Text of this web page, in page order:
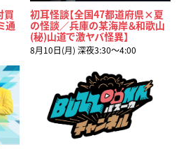
買
通
初耳怪談【全国47都道府県×夏
の怪談／兵庫の某海岸＆和歌山
(秘)山道で激ヤバ怪異】
8月10日(月) 深夜3:30〜4:00